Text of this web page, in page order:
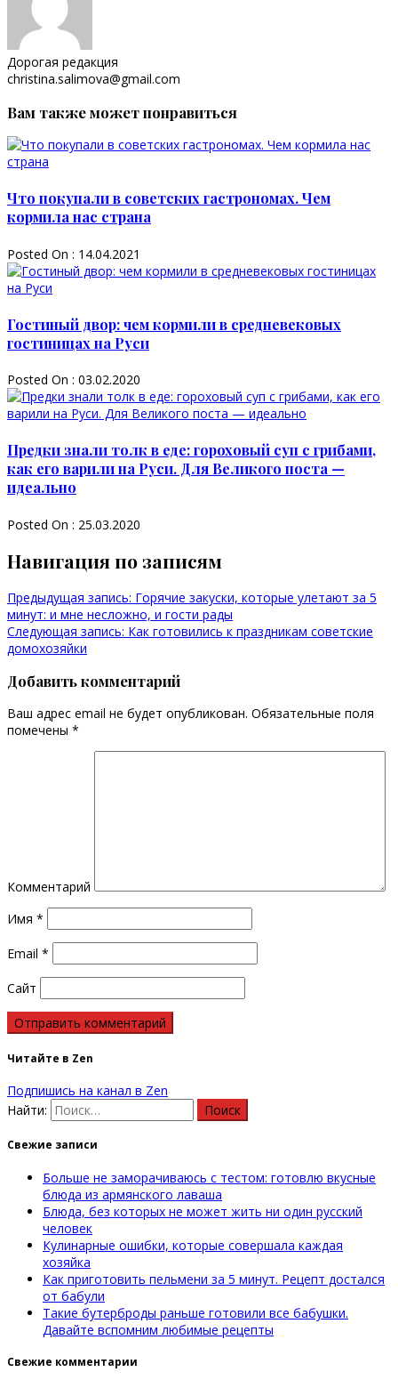
Дорогая редакция
christina.salimova@gmail.com
Вам также может понравиться
Что покупали в советских гастрономах. Чем
кормила нас страна
Posted On : 14.04.2021
Гостиный двор: чем кормили в средневековых
гостиницах на Руси
Posted On : 03.02.2020
Предки знали толк в еде: гороховый суп с грибами,
как его варили на Руси. Для Великого поста —
идеально
Posted On : 25.03.2020
Навигация по записям
Предыдущая запись: Горячие закуски, которые улетают за 5
минут: и мне несложно, и гости рады
Следующая запись: Как готовились к праздникам советские
домохозяйки
Добавить комментарий
Ваш адрес email не будет опубликован. Обязательные поля
помечены *
Комментарий
Имя *
Email *
Сайт
Читайте в Zen
Подпишись на канал в Zen
Найти:
Свежие записи
Больше не заморачиваюсь с тестом: готовлю вкусные
блюда из армянского лаваша
Блюда, без которых не может жить ни один русский
человек
Кулинарные ошибки, которые совершала каждая
хозяйка
Как приготовить пельмени за 5 минут. Рецепт достался
от бабули
Такие бутерброды раньше готовили все бабушки.
Давайте вспомним любимые рецепты
Свежие комментарии